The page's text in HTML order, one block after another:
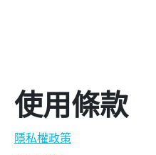
使用條款
隱私權政策